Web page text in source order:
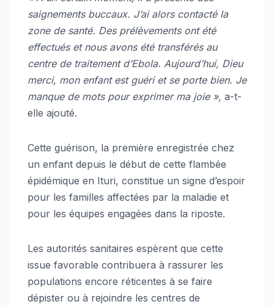
saignements buccaux. J’ai alors contacté la
zone de santé. Des prélèvements ont été
effectués et nous avons été transférés au
centre de traitement d’Ebola. Aujourd’hui, Dieu
merci, mon enfant est guéri et se porte bien. Je
manque de mots pour exprimer ma joie », a-t-
elle ajouté.
Cette guérison, la première enregistrée chez
un enfant depuis le début de cette flambée
épidémique en Ituri, constitue un signe d’espoir
pour les familles affectées par la maladie et
pour les équipes engagées dans la riposte.
Les autorités sanitaires espèrent que cette
issue favorable contribuera à rassurer les
populations encore réticentes à se faire
dépister ou à rejoindre les centres de